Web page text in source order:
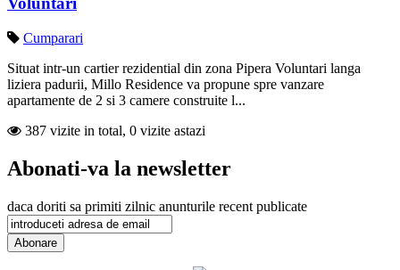
Cumparari
Situat intr-un cartier rezidential din zona Pipera Voluntari langa
liziera padurii, Millo Residence va propune spre vanzare
apartamente de 2 si 3 camere construite l...
387 vizite in total, 0 vizite astazi
Abonati-va la newsletter
daca doriti sa primiti zilnic anunturile recent publicate